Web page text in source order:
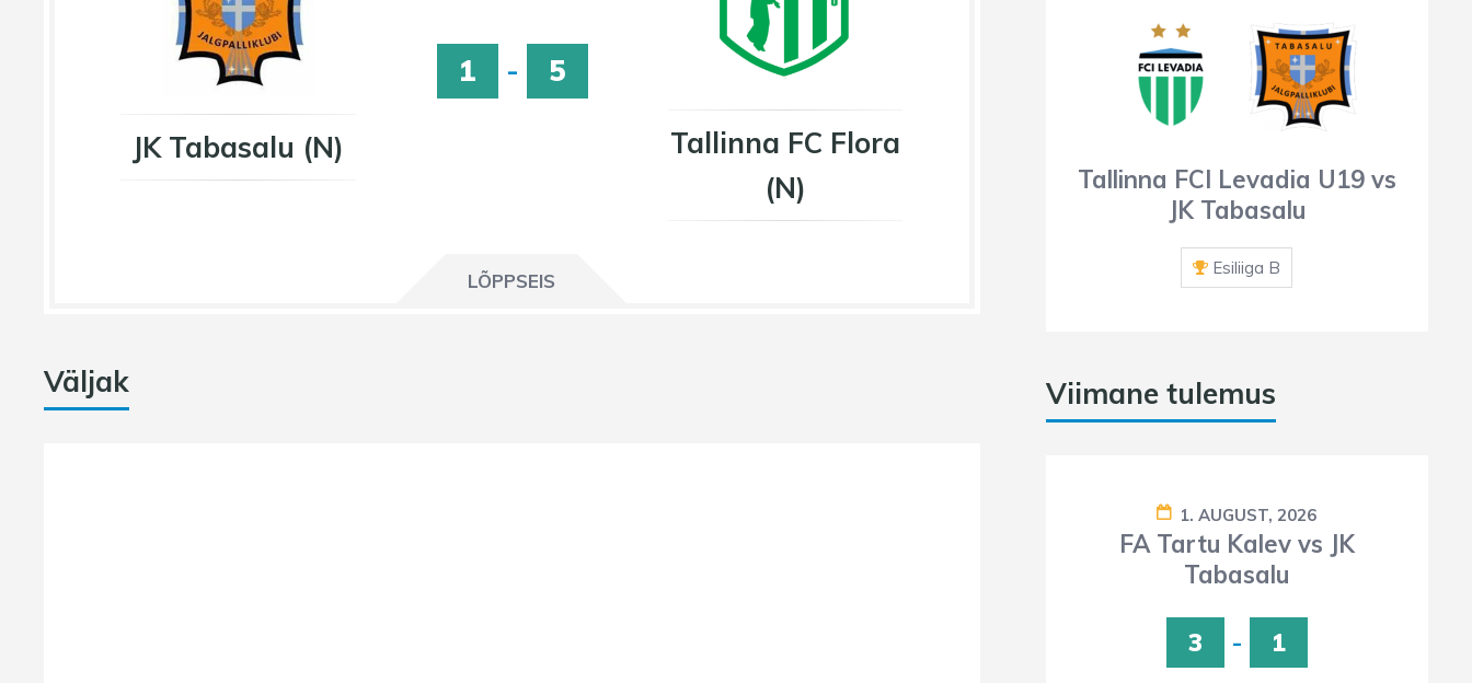
JK Tabasalu (N)
1 - 5
Tallinna FC Flora
(N)
LÕPPSEIS
Väljak
Tallinna FCI Levadia U19 vs
JK Tabasalu
Esiliiga B
Viimane tulemus
1. AUGUST, 2026
FA Tartu Kalev vs JK
Tabasalu
3 - 1